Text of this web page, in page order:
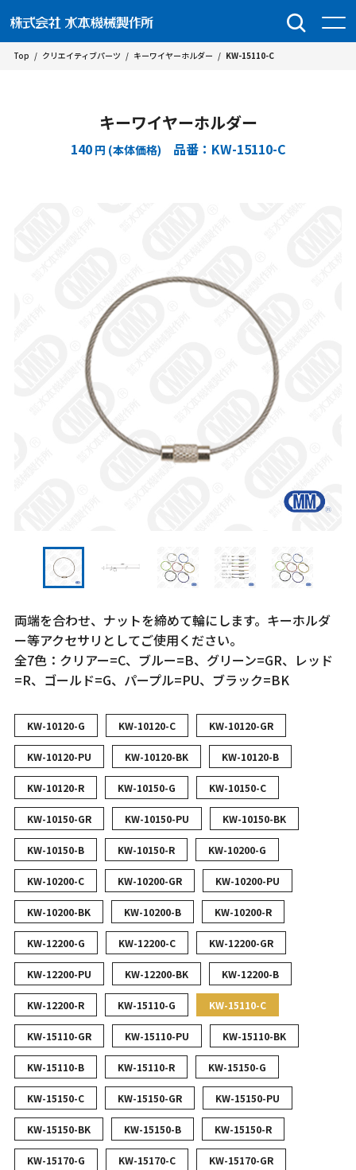
Top / クリエイティブパーツ / キーワイヤーホルダー / KW-15110-C
キーワイヤーホルダー
140 円 (本体価格) 品番：KW-15110-C
両端を合わせ、ナットを締めて輪にします。キーホルダ
ー等アクセサリとしてご使用ください。
全7色：クリアー=C、ブルー=B、グリーン=GR、レッド
=R、ゴールド=G、パープル=PU、ブラック=BK
KW-10120-G KW-10120-C KW-10120-GR
KW-10120-PU KW-10120-BK KW-10120-B
KW-10120-R KW-10150-G KW-10150-C
KW-10150-GR KW-10150-PU KW-10150-BK
KW-10150-B KW-10150-R KW-10200-G
KW-10200-C KW-10200-GR KW-10200-PU
KW-10200-BK KW-10200-B KW-10200-R
KW-12200-G KW-12200-C KW-12200-GR
KW-12200-PU KW-12200-BK KW-12200-B
KW-12200-R KW-15110-G KW-15110-C
KW-15110-GR KW-15110-PU KW-15110-BK
KW-15110-B KW-15110-R KW-15150-G
KW-15150-C KW-15150-GR KW-15150-PU
KW-15150-BK KW-15150-B KW-15150-R
KW-15170-G KW-15170-C KW-15170-GR